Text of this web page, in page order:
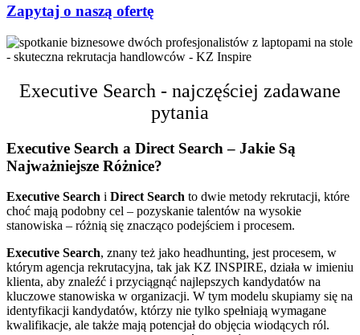
Zapytaj o naszą ofertę
Executive Search - najczęściej zadawane
pytania
Executive Search a Direct Search – Jakie Są
Najważniejsze Różnice?
Executive Search i Direct Search to dwie metody rekrutacji, które
choć mają podobny cel – pozyskanie talentów na wysokie
stanowiska – różnią się znacząco podejściem i procesem.
Executive Search, znany też jako headhunting, jest procesem, w
którym agencja rekrutacyjna, tak jak KZ INSPIRE, działa w imieniu
klienta, aby znaleźć i przyciągnąć najlepszych kandydatów na
kluczowe stanowiska w organizacji. W tym modelu skupiamy się na
identyfikacji kandydatów, którzy nie tylko spełniają wymagane
kwalifikacje, ale także mają potencjał do objęcia wiodących ról.